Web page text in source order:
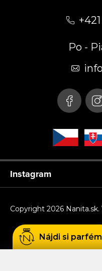
Po -
Instagram
Copyright 2026 Nanita.sk.
Nájdi si parfém